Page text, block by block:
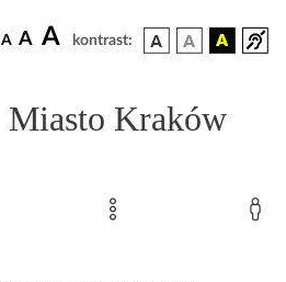
A A A kontrast:
Miasto Kraków